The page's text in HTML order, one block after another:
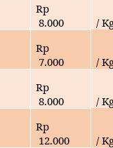
Rp
8.000 /
Rp
7.000 /
Rp
8.000 /
Rp
12.000
/